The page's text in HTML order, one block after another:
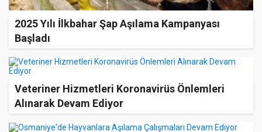
2025 Yılı İlkbahar Şap Aşılama Kampanyası
Başladı
Veteriner Hizmetleri Koronavirüs Önlemleri
Alınarak Devam Ediyor